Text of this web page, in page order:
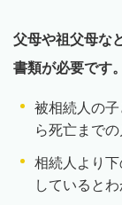
父母や祖父母な
書類が必要です。
被相続人の
ら死亡まで
相続人より
していると